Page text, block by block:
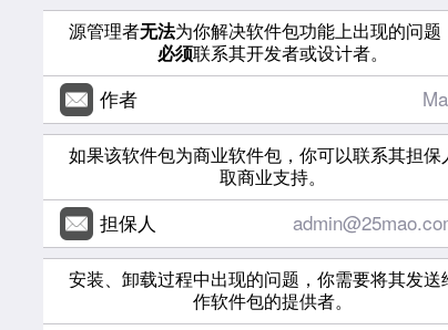
源管理者无法为你解决软件包功能上出现的问题
必须联系其开发者或设计者。
作者
如果该软件包为商业软件包，你可以联系其担保
取商业支持。
担保人
安装、卸载过程中出现的问题，你需要将其发送
作软件包的提供者。